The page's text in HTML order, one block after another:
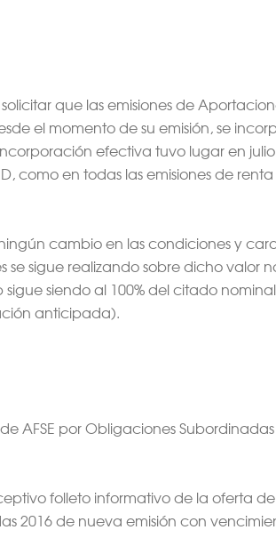
que las emisiones de
el momento de su emisión, se
efectiva tuvo lugar en
como en todas las emisiones de
cambio en las condiciones y
se sigue realizando sobre dicho valor
siendo al 100% del citado
anticipada).
AFSE por Obligaciones
folleto informativo de la oferta
2016 de nueva emisión con